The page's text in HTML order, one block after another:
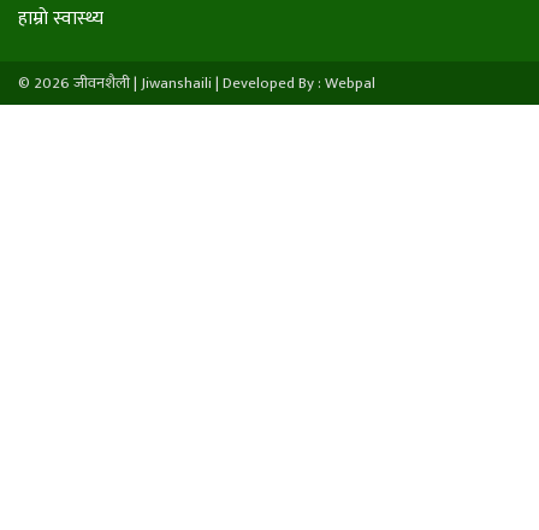
हाम्राे स्वास्थ्य
© 2026 जीवनशैली | Jiwanshaili |Developed By : Webpal